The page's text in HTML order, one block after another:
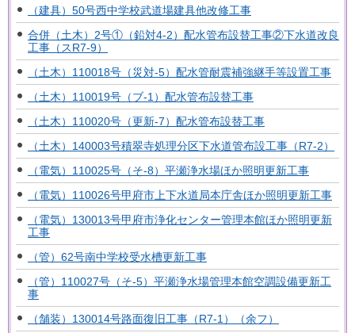
（建具）50号西中学校武道場建具他改修工事
合併（土木）2号①（鉛対4-2）配水管布設替工事②下水道改良
工事（スR7-9）
（土木）110018号（災対-5）配水管耐震補強継手等設置工事
（土木）110019号（ブ-1）配水管布設替工事
（土木）110020号（更新-7）配水管布設替工事
（土木）140003号積翠寺処理分区下水道管布設工事（R7-2）
（電気）110025号（そ-8）平瀬浄水場ほか照明更新工事
（電気）110026号甲府市上下水道局本庁舎ほか照明更新工事
（電気）130013号甲府市浄化センター管理本館ほか照明更新
工事
（管）62号南中学校受水槽更新工事
（管）110027号（そ-5）平瀬浄水場管理本館空調設備更新工
事
（舗装）130014号路面復旧工事（R7-1）（余フ）